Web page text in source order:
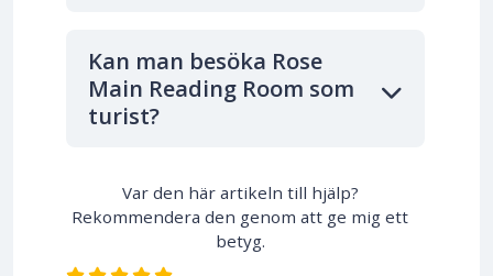
Kan man besöka Rose
Main Reading Room som
turist?
Var den här artikeln till hjälp?
Rekommendera den genom att ge mig ett
betyg.